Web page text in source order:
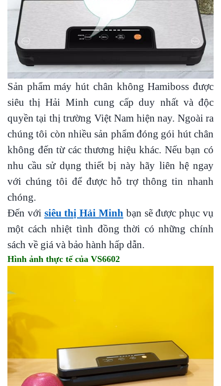
Sản phẩm máy hút chân không Hamiboss được
siêu thị Hải Minh cung cấp duy nhất và độc
quyền tại thị trường Việt Nam hiện nay. Ngoài ra
chúng tôi còn nhiều sản phẩm đóng gói hút chân
không đến từ các thương hiệu khác. Nếu bạn có
nhu cầu sử dụng thiết bị này hãy liên hệ ngay
với chúng tôi để được hỗ trợ thông tin nhanh
chóng.
Đến với siêu thị Hải Minh bạn sẽ được phục vụ
một cách nhiệt tình đồng thời có những chính
sách về giá và bảo hành hấp dẫn.
Hình ảnh thực tế của VS6602